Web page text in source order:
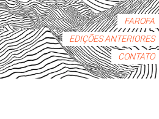
FAROFA
EDIÇÕES ANTERIORES
CONTATO